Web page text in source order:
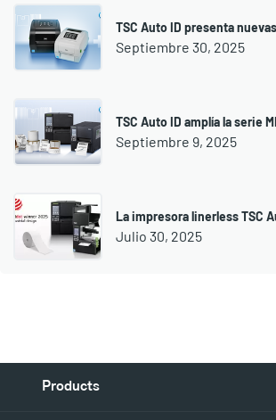
TSC Auto ID presenta
Septiembre 30, 2025
TSC Auto ID amplía la serie
Septiembre 9, 2025
La impresora linerless TSC
Julio 30, 2025
Products